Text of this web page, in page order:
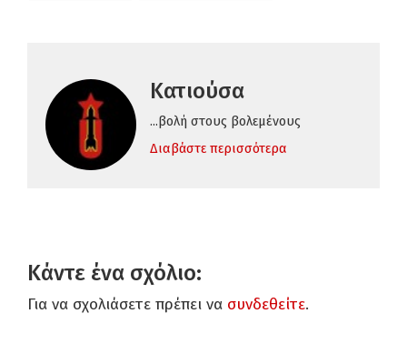
Κατιούσα
...βολή στους βολεμένους
Διαβάστε περισσότερα
Κάντε ένα σχόλιο:
Για να σχολιάσετε πρέπει να συνδεθείτε.